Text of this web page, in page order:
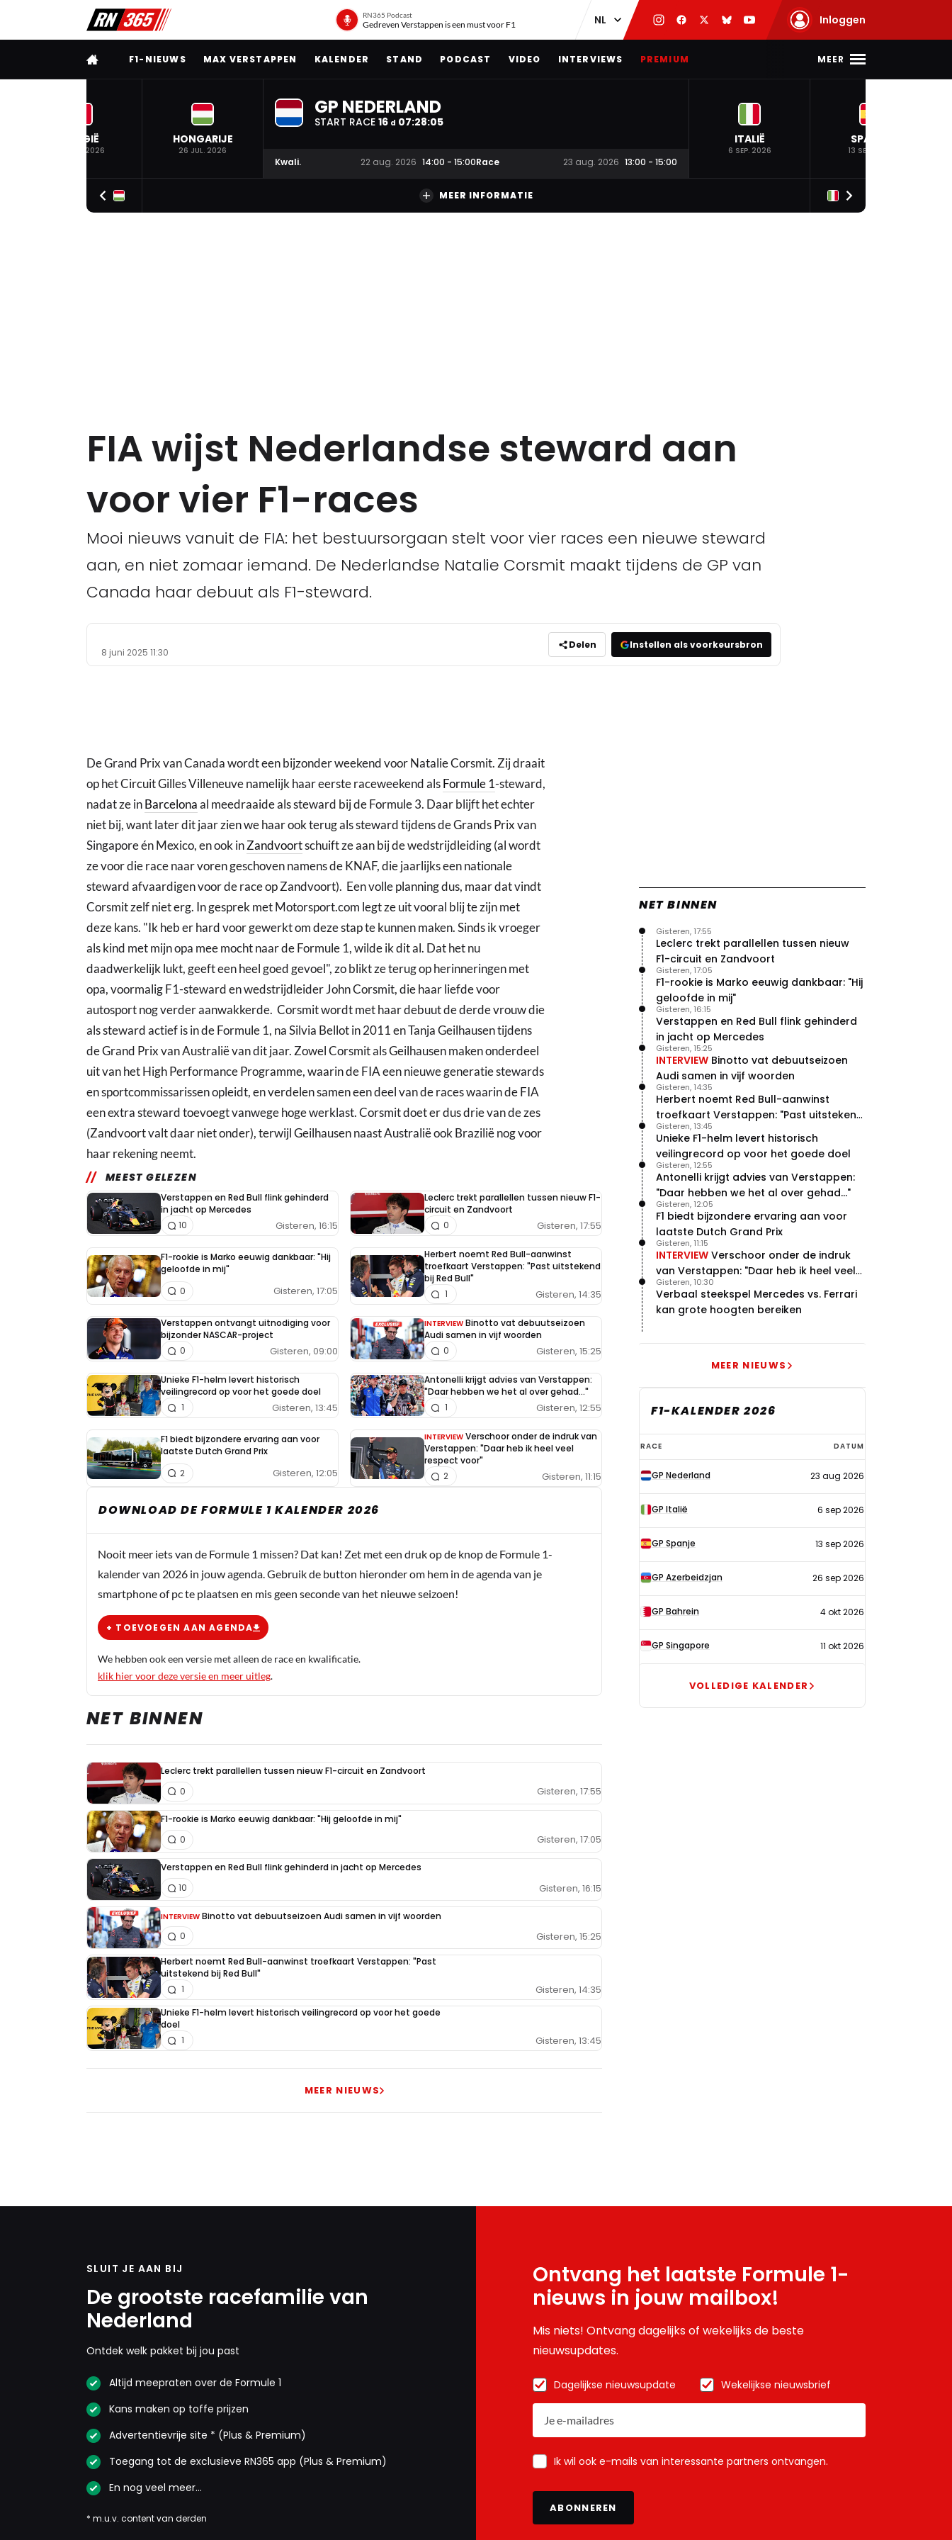
RN365 Podcast
Gedreven Verstappen is een must voor F1 Inloggen
VOLLEDIG MENU
F1-NIEUWS MAX VERSTAPPEN KALENDER STAND PODCAST VIDEO INTERVIEWS PREMIUM MEER
BELGIË
19 JUL. 2026
HONGARIJE
26 JUL. 2026
GP NEDERLAND
START RACE 16 d 07:28:04
Kwali. 22 aug. 2026 14:00 - 15:00Race 23 aug. 2026 13:00 - 15:00
ITALIË
6 SEP. 2026
SPANJE
13 SEP. 2026
MEER INFORMATIE
FIA wijst Nederlandse steward aan
voor vier F1-races
Mooi nieuws vanuit de FIA: het bestuursorgaan stelt voor vier races een nieuwe steward
aan, en niet zomaar iemand. De Nederlandse Natalie Corsmit maakt tijdens de GP van
Canada haar debuut als F1-steward.
8 juni 2025 11:30
Delen Instellen als voorkeursbron
De Grand Prix van Canada wordt een bijzonder weekend voor Natalie Corsmit. Zij draait
op het Circuit Gilles Villeneuve namelijk haar eerste raceweekend alsFormule 1-steward,
nadat ze inBarcelonaal meedraaide als steward bij de Formule 3. Daar blijft het echter
niet bij, want later dit jaar zien we haar ook terug als steward tijdens de Grands Prix van
Singapore én Mexico, en ook inZandvoortschuift ze aan bij de wedstrijdleiding (al wordt
ze voor die race naar voren geschoven namens de KNAF, die jaarlijks een nationale
steward afvaardigen voor de race op Zandvoort). Een volle planning dus, maar dat vindt
Corsmit zelf niet erg. In gesprek met Motorsport.com legt ze uit vooral blij te zijn met
deze kans. "Ik heb er hard voor gewerkt om deze stap te kunnen maken. Sinds ik vroeger
als kind met mijn opa mee mocht naar de Formule 1, wilde ik dit al. Dat het nu
daadwerkelijk lukt, geeft een heel goed gevoel", zo blikt ze terug op herinneringen met
opa, voormalig F1-steward en wedstrijdleider John Corsmit, die haar liefde voor
autosport nog verder aanwakkerde. Corsmit wordt met haar debuut de derde vrouw die
als steward actief is in de Formule 1, na Silvia Bellot in 2011 en Tanja Geilhausen tijdens
de Grand Prix van Australië van dit jaar. Zowel Corsmit als Geilhausen maken onderdeel
uit van het High Performance Programme, waarin de FIA een nieuwe generatie stewards
en sportcommissarissen opleidt, en verdelen samen een deel van de races waarin de FIA
een extra steward toevoegt vanwege hoge werklast. Corsmit doet er dus drie van de zes
(Zandvoort valt daar niet onder), terwijl Geilhausen naast Australië ook Brazilië nog voor
haar rekening neemt.
MEEST GELEZEN
Verstappen en Red Bull flink gehinderd
in jacht op Mercedes
Gisteren, 16:15
10
Leclerc trekt parallellen tussen nieuw F1-
circuit en Zandvoort
Gisteren, 17:55
0
F1-rookie is Marko eeuwig dankbaar: "Hij
geloofde in mij"
Gisteren, 17:05
0
Herbert noemt Red Bull-aanwinst
troefkaart Verstappen: "Past uitstekend
bij Red Bull"
Gisteren, 14:35
1
Verstappen ontvangt uitnodiging voor
bijzonder NASCAR-project
Gisteren, 09:00
0
INTERVIEW Binotto vat debuutseizoen
Audi samen in vijf woorden
Gisteren, 15:25
0
Unieke F1-helm levert historisch
veilingrecord op voor het goede doel
Gisteren, 13:45
1
Antonelli krijgt advies van Verstappen:
"Daar hebben we het al over gehad..."
Gisteren, 12:55
1
F1 biedt bijzondere ervaring aan voor
laatste Dutch Grand Prix
Gisteren, 12:05
2
INTERVIEW Verschoor onder de indruk van
Verstappen: "Daar heb ik heel veel
respect voor"
Gisteren, 11:15
2
DOWNLOAD DE FORMULE 1 KALENDER 2026
Nooit meer iets van de Formule 1 missen? Dat kan! Zet met een druk op de knop de Formule 1-
kalender van 2026 in jouw agenda. Gebruik de button hieronder om hem in de agenda van je
smartphone of pc te plaatsen en mis geen seconde van het nieuwe seizoen!
+ TOEVOEGEN AAN AGENDA
We hebben ook een versie met alleen de race en kwalificatie.
klik hier voor deze versie en meer uitleg.
NET BINNEN
Leclerc trekt parallellen tussen nieuw F1-circuit en Zandvoort
Gisteren, 17:55
0
F1-rookie is Marko eeuwig dankbaar: "Hij geloofde in mij"
Gisteren, 17:05
0
Verstappen en Red Bull flink gehinderd in jacht op Mercedes
Gisteren, 16:15
10
INTERVIEW Binotto vat debuutseizoen Audi samen in vijf woorden
Gisteren, 15:25
0
Herbert noemt Red Bull-aanwinst troefkaart Verstappen: "Past
uitstekend bij Red Bull"
Gisteren, 14:35
1
Unieke F1-helm levert historisch veilingrecord op voor het goede
doel
Gisteren, 13:45
1
MEER NIEUWS
NET BINNEN
Leclerc trekt parallellen tussen nieuw
F1-circuit en Zandvoort
Gisteren, 17:55
F1-rookie is Marko eeuwig dankbaar: "Hij
geloofde in mij"
Gisteren, 17:05
Verstappen en Red Bull flink gehinderd
in jacht op Mercedes
Gisteren, 16:15
INTERVIEW Binotto vat debuutseizoen
Audi samen in vijf woorden
Gisteren, 15:25
Herbert noemt Red Bull-aanwinst
troefkaart Verstappen: "Past uitstekend
bij Red Bull"
Gisteren, 14:35
Unieke F1-helm levert historisch
veilingrecord op voor het goede doel
Gisteren, 13:45
Antonelli krijgt advies van Verstappen:
"Daar hebben we het al over gehad..."
Gisteren, 12:55
F1 biedt bijzondere ervaring aan voor
laatste Dutch Grand Prix
Gisteren, 12:05
INTERVIEW Verschoor onder de indruk
van Verstappen: "Daar heb ik heel veel
respect voor"
Gisteren, 11:15
Verbaal steekspel Mercedes vs. Ferrari
kan grote hoogten bereiken
Gisteren, 10:30
MEER NIEUWS
F1-KALENDER 2026
F1-
kalender
2026
RACE DATUM
GP Nederland 23 aug 2026
GP Italië 6 sep 2026
GP Spanje 13 sep 2026
GP Azerbeidzjan 26 sep 2026
GP Bahrein 4 okt 2026
GP Singapore 11 okt 2026
VOLLEDIGE KALENDER
SLUIT JE AAN BIJ
De grootste racefamilie van
Nederland
Ontdek welk pakket bij jou past
Altijd meepraten over de Formule 1
Kans maken op toffe prijzen
Advertentievrije site * (Plus & Premium)
Toegang tot de exclusieve RN365 app (Plus & Premium)
En nog veel meer…
* m.u.v. content van derden
Ontvang het laatste Formule 1-
nieuws in jouw mailbox!
Mis niets! Ontvang dagelijks of wekelijks de beste
nieuwsupdates.
Dagelijkse nieuwsupdate Wekelijkse nieuwsbrief
Ik wil ook e-mails van interessante partners ontvangen.
ABONNEREN